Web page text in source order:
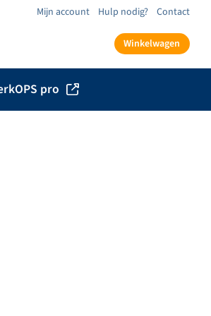
Mijn account Hulp nodig? Contact
Winkelwagen
OPS pro